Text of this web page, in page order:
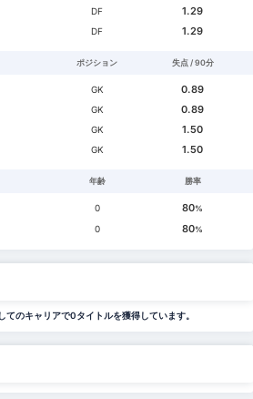
DF
1.29
DF 1.29
ポジション 失点 / 90分
GK
0.89
GK
0.89
GK
1.50
GK 1.50
年齢 勝率
0 80%
0 80%
のキャリアで0タイトルを獲得しています。